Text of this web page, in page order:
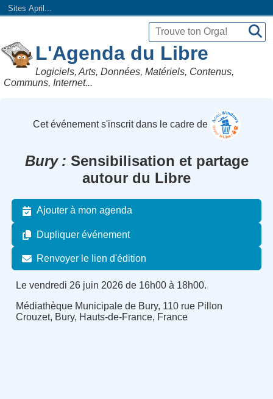
Sites April...
L'Agenda du Libre
Logiciels, Arts, Données, Matériels, Contenus,
Communs, Internet...
Cet événement s'inscrit dans le cadre de
Bury
Sensibilisation et partage
autour du Libre
Ajouter à mon agenda
Dupliquer événement
Renvoyer le lien d'édition
Le vendredi 26 juin 2026 de 16h00 à 18h00.
Médiathèque Municipale de Bury, 110 rue Pillon
Crouzet, Bury, Hauts-de-France, France